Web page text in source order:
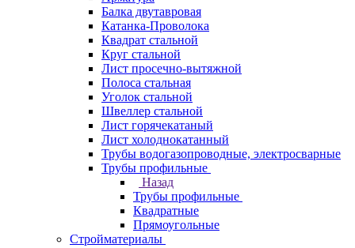
Балка двутавровая
Катанка-Проволока
Квадрат стальной
Круг стальной
Лист просечно-вытяжной
Полоса стальная
Уголок стальной
Швеллер стальной
Лист горячекатаный
Лист холоднокатанный
Трубы водогазопроводные, электросварные
Трубы профильные
Назад
Трубы профильные
Квадратные
Прямоугольные
Стройматериалы